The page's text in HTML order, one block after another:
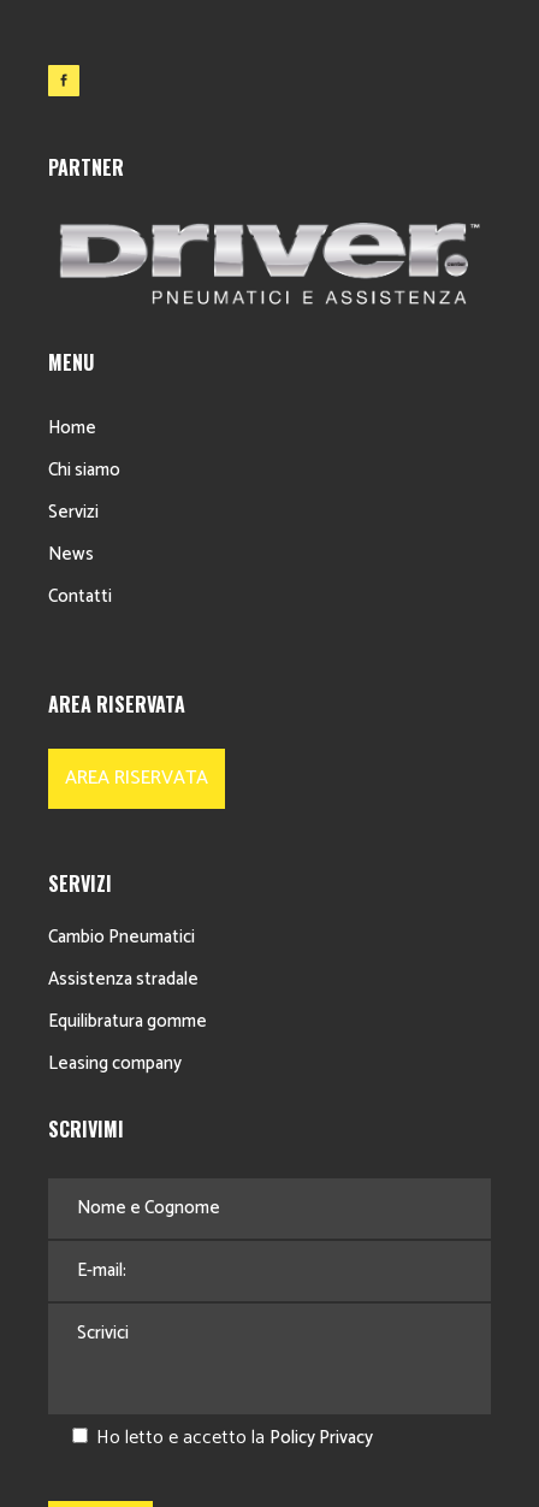
PARTNER
MENU
Home
Chi siamo
Servizi
News
Contatti
AREA RISERVATA
AREA RISERVATA
SERVIZI
Cambio Pneumatici
Assistenza stradale
Equilibratura gomme
Leasing company
SCRIVIMI
Ho letto e accetto la Policy Privacy